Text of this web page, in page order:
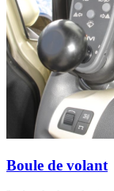
Boule de volant